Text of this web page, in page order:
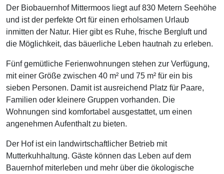
Der Biobauernhof Mittermoos liegt auf 830 Metern Seehöhe
und ist der perfekte Ort für einen erholsamen Urlaub
inmitten der Natur. Hier gibt es Ruhe, frische Bergluft und
die Möglichkeit, das bäuerliche Leben hautnah zu erleben.
Fünf gemütliche Ferienwohnungen stehen zur Verfügung,
mit einer Größe zwischen 40 m² und 75 m² für ein bis
sieben Personen. Damit ist ausreichend Platz für Paare,
Familien oder kleinere Gruppen vorhanden. Die
Wohnungen sind komfortabel ausgestattet, um einen
angenehmen Aufenthalt zu bieten.
Der Hof ist ein landwirtschaftlicher Betrieb mit
Mutterkuhhaltung. Gäste können das Leben auf dem
Bauernhof miterleben und mehr über die ökologische